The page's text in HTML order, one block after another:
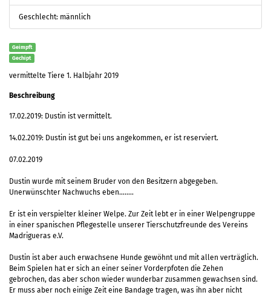
Geschlecht: männlich
Geimpft
Gechipt
vermittelte Tiere 1. Halbjahr 2019
Beschreibung
17.02.2019: Dustin ist vermittelt.
14.02.2019: Dustin ist gut bei uns angekommen, er ist reserviert.
07.02.2019
Dustin wurde mit seinem Bruder von den Besitzern abgegeben.
Unerwünschter Nachwuchs eben……..
Er ist ein verspielter kleiner Welpe. Zur Zeit lebt er in einer Welpengruppe
in einer spanischen Pflegestelle unserer Tierschutzfreunde des Vereins
Madrigueras e.V.
Dustin ist aber auch erwachsene Hunde gewöhnt und mit allen verträglich.
Beim Spielen hat er sich an einer seiner Vorderpfoten die Zehen
gebrochen, das aber schon wieder wunderbar zusammen gewachsen sind.
Er muss aber noch einige Zeit eine Bandage tragen, was ihn aber nicht